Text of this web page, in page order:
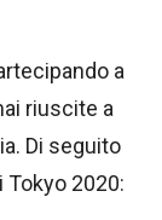
a
riuscite a
Di seguito
Tokyo 2020: